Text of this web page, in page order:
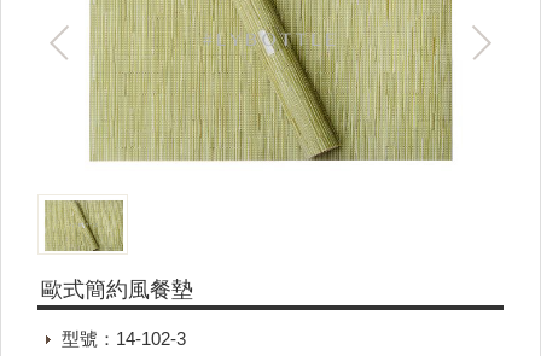
歐式簡約風餐墊
型號：14-102-3